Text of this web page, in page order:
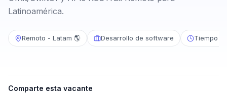
Latinoamérica.
Remoto - Latam 🌎 Desarrollo de software Tiempo
Comparte esta vacante